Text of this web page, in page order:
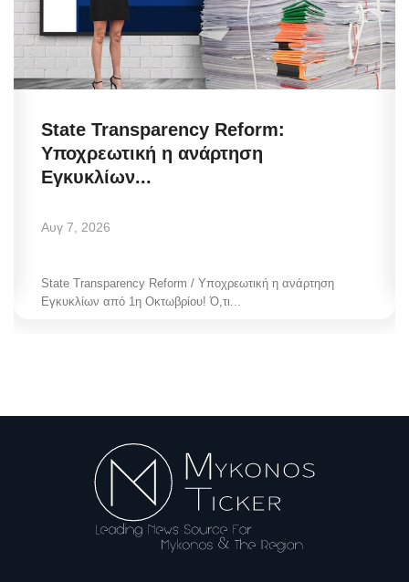
State Transparency Reform:
Υποχρεωτική η ανάρτηση
Εγκυκλίων...
Αυγ 7, 2026
State Transparency Reform / Υποχρεωτική η ανάρτηση
Εγκυκλίων από 1η Οκτωβρίου! Ό,τι...